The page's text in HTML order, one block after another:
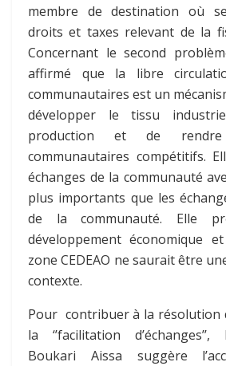
membre de destination où
droits et taxes relevant de la
Concernant le second
affirmé que la libre
communautaires est un
développer le tissu
production et de
communautaires compétitifs.
échanges de la communauté
plus importants que les
de la communauté. Elle
développement économique
zone CEDEAO ne saurait être
contexte.
Pour contribuer à la résolution
la ‘’facilitation
Boukari Aissa suggère